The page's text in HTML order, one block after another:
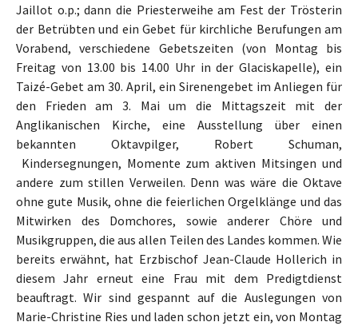
Jaillot o.p.; dann die Priesterweihe am Fest der Trösterin
der Betrübten und ein Gebet für kirchliche Berufungen am
Vorabend, verschiedene Gebetszeiten (von Montag bis
Freitag von 13.00 bis 14.00 Uhr in der Glaciskapelle), ein
Taizé-Gebet am 30. April, ein Sirenengebet im Anliegen für
den Frieden am 3. Mai um die Mittagszeit mit der
Anglikanischen Kirche, eine Ausstellung über einen
bekannten Oktavpilger, Robert Schuman,
Kindersegnungen, Momente zum aktiven Mitsingen und
andere zum stillen Verweilen. Denn was wäre die Oktave
ohne gute Musik, ohne die feierlichen Orgelklänge und das
Mitwirken des Domchores, sowie anderer Chöre und
Musikgruppen, die aus allen Teilen des Landes kommen. Wie
bereits erwähnt, hat Erzbischof Jean-Claude Hollerich in
diesem Jahr erneut eine Frau mit dem Predigtdienst
beauftragt. Wir sind gespannt auf die Auslegungen von
Marie-Christine Ries und laden schon jetzt ein, von Montag